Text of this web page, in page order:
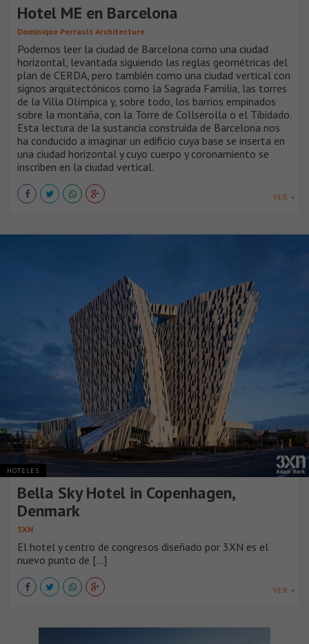
Hotel ME en Barcelona
Dominique Perrault Architecture
Podemos leer la ciudad de Barcelona como una ciudad
horizontal, levantada siguiendo las reglas geométricas del
plan de CERDA, pero también como una ciudad vertical con
signos arquitectónicos como la Sagrada Familia, las torres
de la Villa Olímpica y, sobre todo, los barrios empinados
sobre la montaña, con la Torre de Collserolla o el Tibidado.
Esta lectura de la sustancia construida de Barcelona nos
ha conducido a imaginar un edificio cuya base se inserta en
una ciudad horizontal y cuyo cuerpo y coronamiento se
inscriben en la ciudad vertical.
VER +
HOTELES
Bella Sky Hotel in Copenhagen,
Denmark
3XN
El hotel y centro de congresos diseñado por 3XN es el
nuevo punto de [...]
VER +